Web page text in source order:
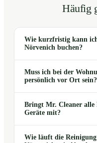
Häufig
Wie kurzfristig kann
Nörvenich buchen?
Muss ich bei der
persönlich vor Ort sein?
Bringt Mr. Cleaner alle
Geräte mit?
Wie läuft die